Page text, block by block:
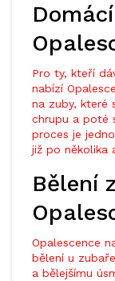
Pro ty, kteří
nabízí
na zuby, které
chrupu a poté
proces je
již po několika
Bělení
Opalescence
bělení u
a bělejšímu